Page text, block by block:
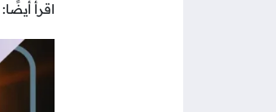
اقرأ أيضًا: